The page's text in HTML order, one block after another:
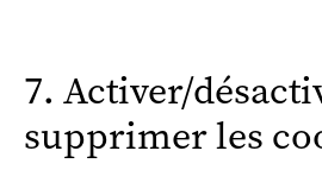
7. Activer/
supprimer les